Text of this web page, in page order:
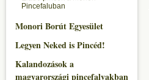
Pincefaluban
Monori Borút Egyesület
Legyen Neked is Pincéd!
Kalandozások a
magyarországi pincefalvakban